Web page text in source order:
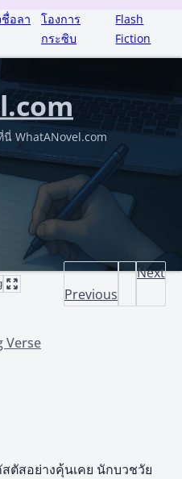
ชื่อลา
โองการ
กระซิบ
Flash
Fiction
WhatANovel.com
Previous
Next
Verse
ตัสอย่างคุ้นเคย นักบวชวัย